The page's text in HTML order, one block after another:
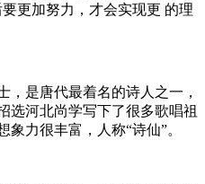
更加努力，才会实现更 的理
，是唐代最着名的诗人之一，
选河北尚学写下了很多歌唱祖
力很丰富，人称“诗仙”。